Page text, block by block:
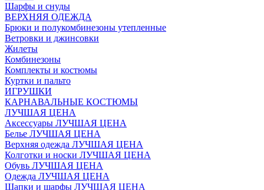
Шарфы и снуды
ВЕРХНЯЯ ОДЕЖДА
Брюки и полукомбинезоны утепленные
Ветровки и джинсовки
Жилеты
Комбинезоны
Комплекты и костюмы
Куртки и пальто
ИГРУШКИ
КАРНАВАЛЬНЫЕ КОСТЮМЫ
ЛУЧШАЯ ЦЕНА
Аксессуары ЛУЧШАЯ ЦЕНА
Белье ЛУЧШАЯ ЦЕНА
Верхняя одежда ЛУЧШАЯ ЦЕНА
Колготки и носки ЛУЧШАЯ ЦЕНА
Обувь ЛУЧШАЯ ЦЕНА
Одежда ЛУЧШАЯ ЦЕНА
Шапки и шарфы ЛУЧШАЯ ЦЕНА